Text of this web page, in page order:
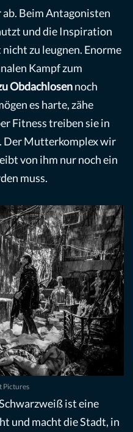
ab. Beim Antagonisten
und die Inspiration
nicht zu leugnen. Enorme
Kampf zum
Obdachlosennoch
es harte, zähe
Fitness treiben sie in
Der Mutterkomplex wir
von ihm nur noch ein
muss.
Pictures
ist eine
und macht die Stadt, in